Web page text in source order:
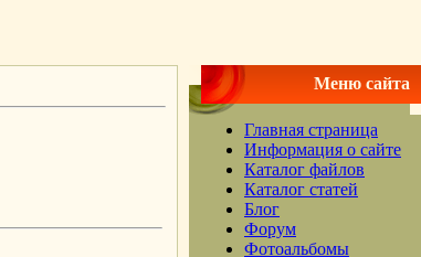
Меню сайта
Главная страница
Информация о сайте
Каталог файлов
Каталог статей
Блог
Форум
Фотоальбомы